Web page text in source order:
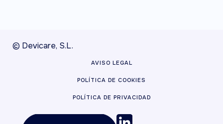
© Devicare, S.L.
AVISO LEGAL
POLÍTICA DE COOKIES
POLÍTICA DE PRIVACIDAD